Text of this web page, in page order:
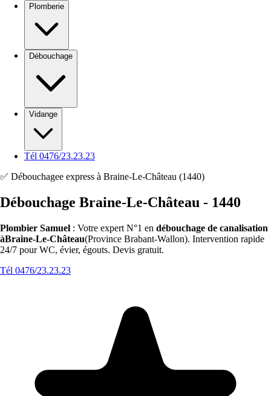
Plomberie
Débouchage
Vidange
Tél 0476/23.23.23
✅ Débouchagee express à Braine-Le-Château (1440)
Débouchage Braine-Le-Château - 1440
Plombier Samuel : Votre expert N°1 en débouchage de canalisation
àBraine-Le-Château(Province Brabant-Wallon). Intervention rapide
24/7 pour WC, évier, égouts. Devis gratuit.
Tél 0476/23.23.23